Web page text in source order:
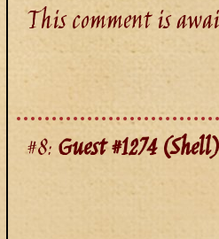
This comment is
#8:Guest #1274 (Shell)